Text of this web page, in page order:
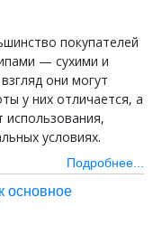
покупателей
— сухими и
они могут
у них отличается, а
условиях.
Подробнее...
основное